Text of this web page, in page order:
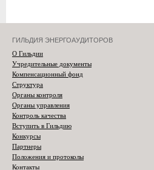
ГИЛЬДИЯ ЭНЕРГОАУДИТОРОВ
О Гильдии
Учредительные документы
Компенсационный фонд
Структура
Органы контроля
Органы управления
Контроль качества
Вступить в Гильдию
Конкурсы
Партнеры
Положения и протоколы
Контакты